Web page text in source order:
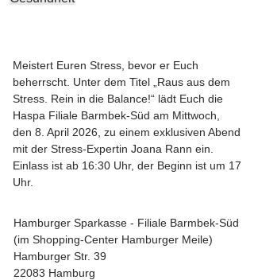
Meistert Euren Stress, bevor er Euch
beherrscht. Unter dem Titel „Raus aus dem
Stress. Rein in die Balance!“ lädt Euch die
Haspa Filiale Barmbek-Süd am Mittwoch,
den 8. April 2026, zu einem exklusiven Abend
mit der Stress-Expertin Joana Rann ein.
Einlass ist ab 16:30 Uhr, der Beginn ist um 17
Uhr.
Hamburger Sparkasse - Filiale Barmbek-Süd
(im Shopping-Center Hamburger Meile)
Hamburger Str. 39
22083 Hamburg